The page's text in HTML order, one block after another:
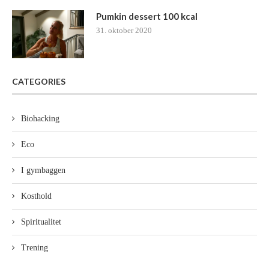
Pumkin dessert 100 kcal
31. oktober 2020
CATEGORIES
Biohacking
Eco
I gymbaggen
Kosthold
Spiritualitet
Trening